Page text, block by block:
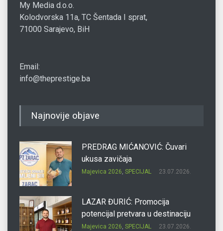
My Media d.o.o.
Kolodvorska 11a, TC Šentada I sprat,
71000 Sarajevo, BiH
Email:
info@theprestige.ba
Najnovije objave
PREDRAG MIĆANOVIĆ: Čuvari
ukusa zavičaja
Majevica 2026, SPECIJAL 23.07.2026.
LAZAR ĐURIĆ: Promocija
potencijal pretvara u destinaciju
Majevica 2026, SPECIJAL 23.07.2026.